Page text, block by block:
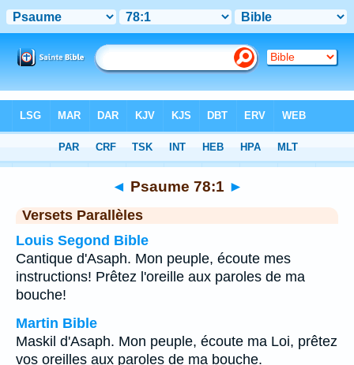
Chapitre 78> Verset 1
◄ Psaume 78:1 ►
Versets Parallèles
Louis Segond Bible
Cantique d'Asaph. Mon peuple, écoute mes
instructions! Prêtez l'oreille aux paroles de ma
bouche!
Martin Bible
Maskil d'Asaph. Mon peuple, écoute ma Loi, prêtez
vos oreilles aux paroles de ma bouche.